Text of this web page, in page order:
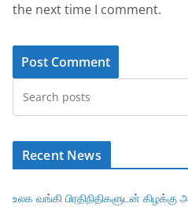
the next time I comment.
Recent News
உலக வங்கி பிரதிநிதிகளுடன்